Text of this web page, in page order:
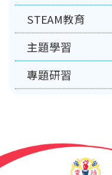
STEAM教育
主題學習
專題研習